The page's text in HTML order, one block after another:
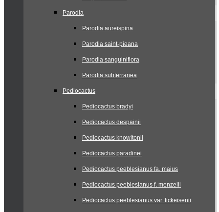
Parodia
Parodia aureispina
Parodia saint-pieana
Parodia sanguiniflora
Parodia subterranea
Pediocactus
Pediocactus bradyi
Pediocactus despainii
Pediocactus knowltonii
Pediocactus paradinei
Pediocactus peeblesianus fa. maius
Pediocactus peeblesianus f. menzelii
Pediocactus peeblesianus var. fickeisenii